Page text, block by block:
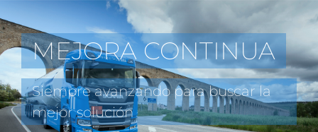
MEJORA CONTINUA
Siempre avanzando para buscar la
mejor solución